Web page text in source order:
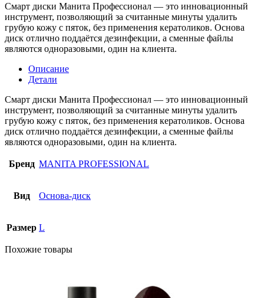
Смарт диски Манита Профессионал — это инновационный
инструмент, позволяющий за считанные минуты удалить
грубую кожу с пяток, без применения кератоликов. Основа
диск отлично поддаётся дезинфекции, а сменные файлы
являются одноразовыми, один на клиента.
Описание
Детали
Смарт диски Манита Профессионал — это инновационный
инструмент, позволяющий за считанные минуты удалить
грубую кожу с пяток, без применения кератоликов. Основа
диск отлично поддаётся дезинфекции, а сменные файлы
являются одноразовыми, один на клиента.
Бренд MANITA PROFESSIONAL
Вид Основа-диск
Размер L
Похожие товары